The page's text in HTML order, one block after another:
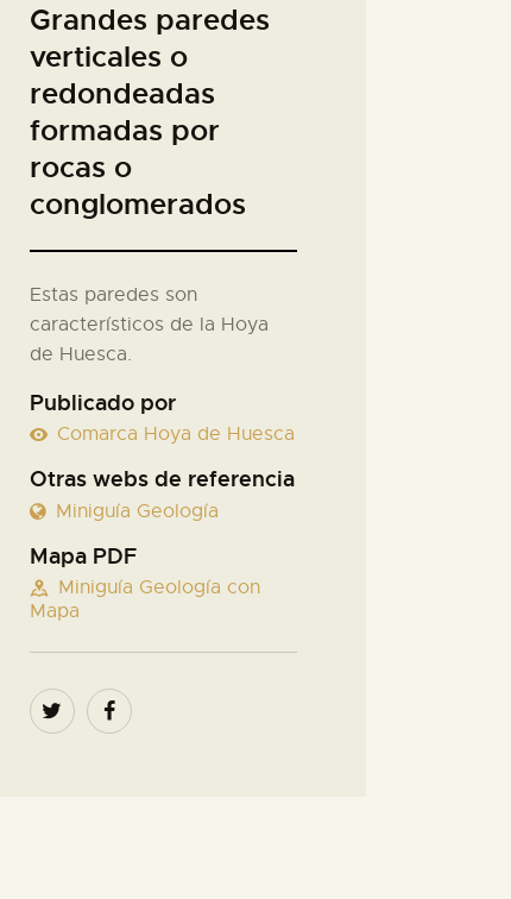
Grandes paredes
verticales o
redondeadas
formadas por
rocas o
conglomerados
Estas paredes son
característicos de la Hoya
de Huesca.
Publicado por
Comarca Hoya de Huesca
Otras webs de referencia
Miniguía Geología
Mapa PDF
Miniguía Geología con
Mapa